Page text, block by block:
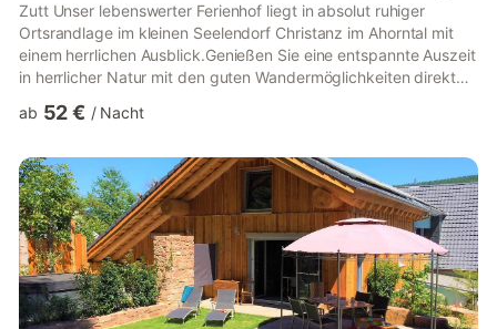
Zutt Unser lebenswerter Ferienhof liegt in absolut ruhiger
Ortsrandlage im kleinen Seelendorf Christanz im Ahorntal mit
einem herrlichen Ausblick.Genießen Sie eine entspannte Auszeit
in herrlicher Natur mit den guten Wandermöglichkeiten direkt
erreichbar sind. Es gibt bei uns viel zu entdecken:Absolutes
Badmintonfeld, Billard, Kicker, Tischtennis, Airhockey, Dart,
Kletterwand, Riesentrampolin, Kletterturm mit Rutsche un...
ab 52 € / Nacht